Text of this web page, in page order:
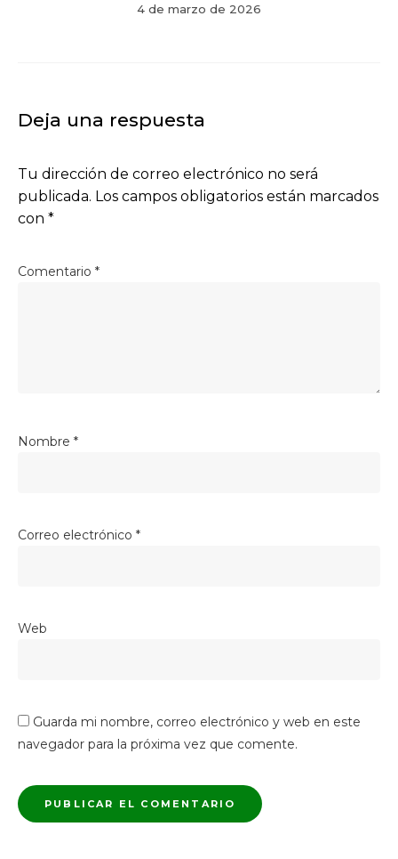
4 de marzo de 2026
Deja una respuesta
Tu dirección de correo electrónico no será
publicada. Los campos obligatorios están marcados
con *
Comentario *
Nombre *
Correo electrónico *
Web
Guarda mi nombre, correo electrónico y web en este
navegador para la próxima vez que comente.